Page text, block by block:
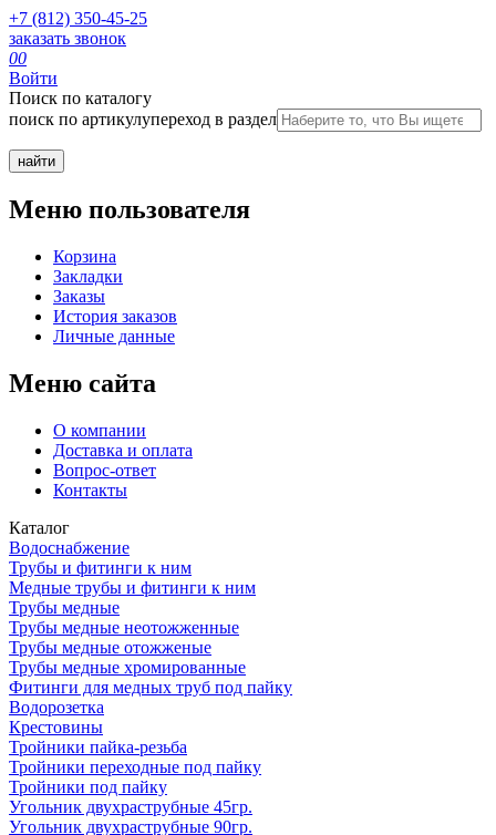
+7 (812) 350-45-25
заказать звонок
00
Войти
Поиск по каталогу
поиск по артикулупереход в раздел
Меню пользователя
Корзина
Закладки
Заказы
История заказов
Личные данные
Меню сайта
О компании
Доставка и оплата
Вопрос-ответ
Контакты
Каталог
Водоснабжение
Трубы и фитинги к ним
Медные трубы и фитинги к ним
Трубы медные
Трубы медные неотожженные
Трубы медные отожженые
Трубы медные хромированные
Фитинги для медных труб под пайку
Водорозетка
Крестовины
Тройники пайка-резьба
Тройники переходные под пайку
Тройники под пайку
Угольник двухраструбные 45гр.
Угольник двухраструбные 90гр.